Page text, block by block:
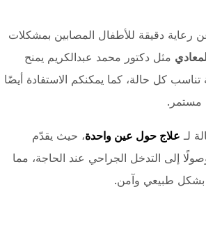
دقيقة للأطفال المصابين بمشكلات
مثل دكتور محمد عبدالكريم يمنح
كل حالة، كما يمكنكم الاستفادة أيضًا
مستمر.
لـ علاج حول عين واحدة، حيث يقدّم
إلى التدخل الجراحي عند الحاجة، مما
بشكل طبيعي وآمن.